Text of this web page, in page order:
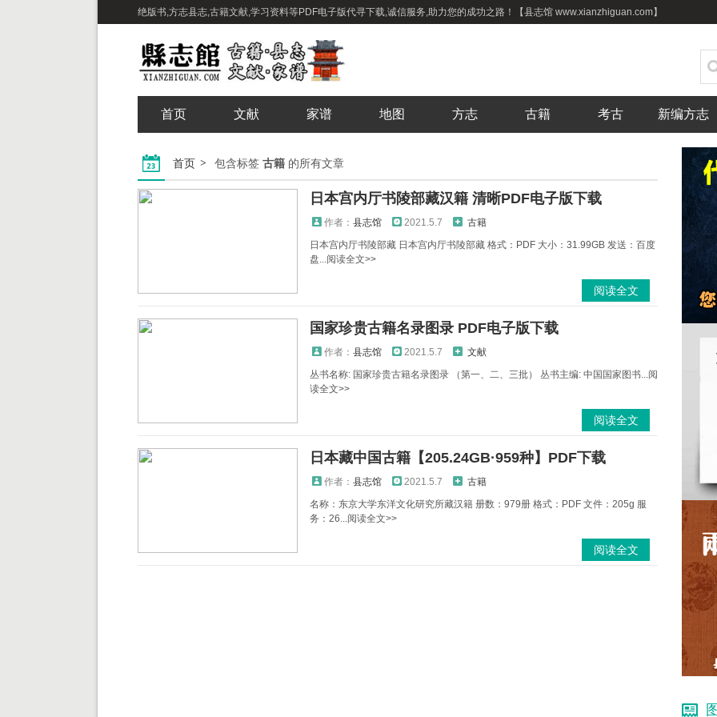
绝版书,方志县志,古籍文献,学习资料等PDF电子版代寻下载,诚信服务,助力您的成功之路！【县志馆 www.xianzhiguan.com】
首页 文献 家谱 地图 方志 古籍 考古 新编方志
首页 包含标签 古籍 的所有文章
日本宫内厅书陵部藏汉籍 清晰PDF电子版下载
作者： 县志馆 2021.5.7
古籍
日本宫内厅书陵部藏 日本宫内厅书陵部藏 格式：PDF 大小：31.99GB 发送：百度
盘...阅读全文>>
阅读全文
国家珍贵古籍名录图录 PDF电子版下载
作者： 县志馆 2021.5.7
文献
丛书名称: 国家珍贵古籍名录图录 （第一、二、三批） 丛书主编: 中国国家图书...阅
读全文>>
阅读全文
日本藏中国古籍【205.24GB·959种】PDF下载
作者： 县志馆 2021.5.7
古籍
名称：东京大学东洋文化研究所藏汉籍 册数：979册 格式：PDF 文件：205g 服
务：26...阅读全文>>
阅读全文